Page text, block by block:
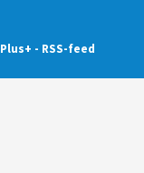
Plus+ - RSS-feed